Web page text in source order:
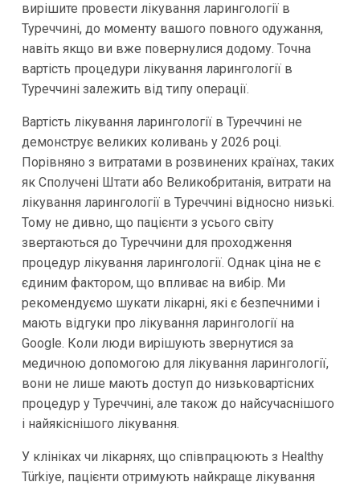
вирішите провести лікування ларингології в
Туреччині, до моменту вашого повного одужання,
навіть якщо ви вже повернулися додому. Точна
вартість процедури лікування ларингології в
Туреччині залежить від типу операції.
Вартість лікування ларингології в Туреччині не
демонструє великих коливань у 2026 році.
Порівняно з витратами в розвинених країнах, таких
як Сполучені Штати або Великобританія, витрати на
лікування ларингології в Туреччині відносно низькі.
Тому не дивно, що пацієнти з усього світу
звертаються до Туреччини для проходження
процедур лікування ларингології. Однак ціна не є
єдиним фактором, що впливає на вибір. Ми
рекомендуємо шукати лікарні, які є безпечними і
мають відгуки про лікування ларингології на
Google. Коли люди вирішують звернутися за
медичною допомогою для лікування ларингології,
вони не лише мають доступ до низьковартісних
процедур у Туреччині, але також до найсучаснішого
і найякіснішого лікування.
У клініках чи лікарнях, що співпрацюють з Healthy
Türkiye, пацієнти отримують найкраще лікування